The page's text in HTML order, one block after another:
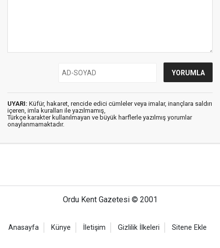
UYARI: Küfür, hakaret, rencide edici cümleler veya imalar, inançlara saldırı
içeren, imla kuralları ile yazılmamış,
Türkçe karakter kullanılmayan ve büyük harflerle yazılmış yorumlar
onaylanmamaktadır.
Ordu Kent Gazetesi © 2001
Anasayfa Künye İletişim Gizlilik İlkeleri Sitene Ekle